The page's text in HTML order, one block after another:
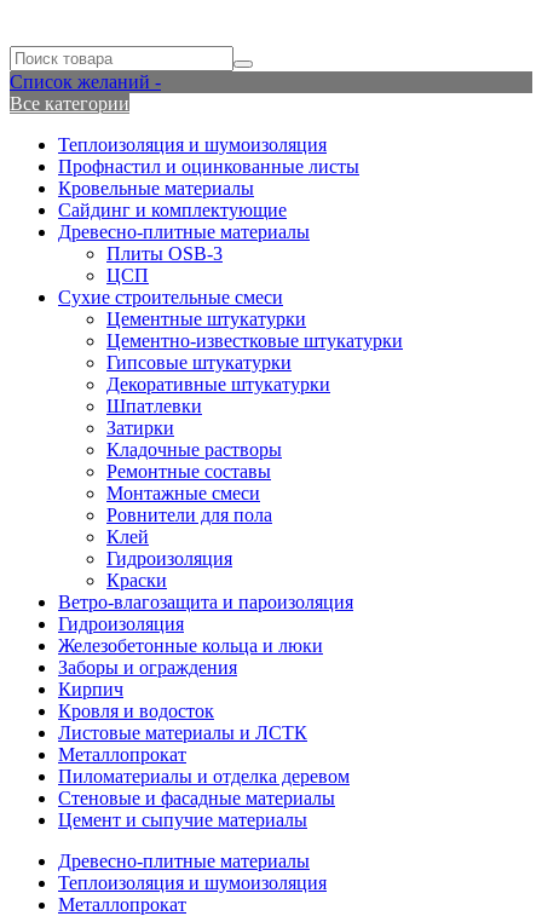
Список желаний -
Все категории
Теплоизоляция и шумоизоляция
Профнастил и оцинкованные листы
Кровельные материалы
Сайдинг и комплектующие
Древесно-плитные материалы
Плиты OSB-3
ЦСП
Сухие строительные смеси
Цементные штукатурки
Цементно-известковые штукатурки
Гипсовые штукатурки
Декоративные штукатурки
Шпатлевки
Затирки
Кладочные растворы
Ремонтные составы
Монтажные смеси
Ровнители для пола
Клей
Гидроизоляция
Краски
Ветро-влагозащита и пароизоляция
Гидроизоляция
Железобетонные кольца и люки
Заборы и ограждения
Кирпич
Кровля и водосток
Листовые материалы и ЛСТК
Металлопрокат
Пиломатериалы и отделка деревом
Стеновые и фасадные материалы
Цемент и сыпучие материалы
Древесно-плитные материалы
Теплоизоляция и шумоизоляция
Металлопрокат